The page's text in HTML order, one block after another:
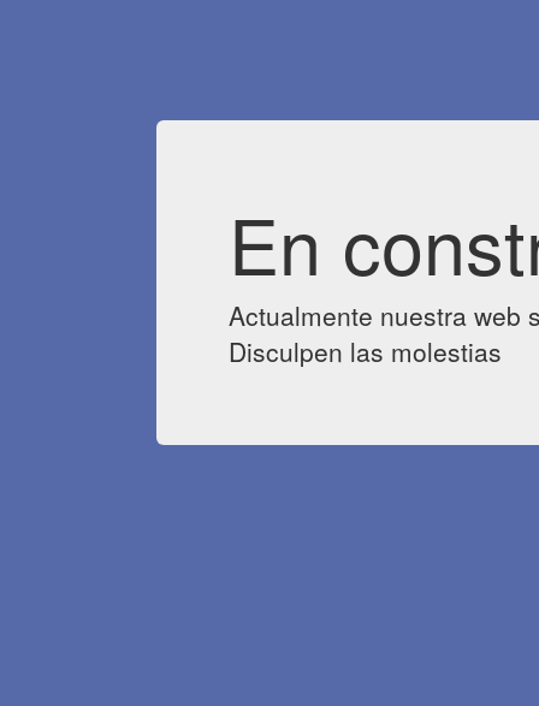
En
Actualmente nuestra web
Disculpen las molestias